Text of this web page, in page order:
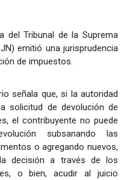
del Tribunal de la Suprema
emitió una jurisprudencia
de impuestos.
señala que, si la autoridad
solicitud de devolución de
el contribuyente no puede
subsanando las
o agregando nuevos,
decisión a través de los
o bien, acudir al juicio